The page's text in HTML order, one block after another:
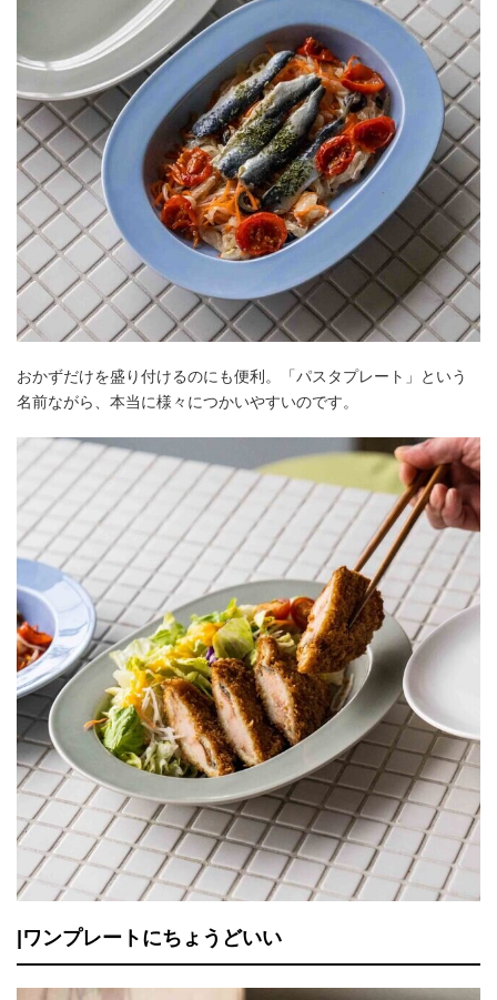
おかずだけを盛り付けるのにも便利。「パスタプレート」という
名前ながら、本当に様々につかいやすいのです。
|ワンプレートにちょうどいい